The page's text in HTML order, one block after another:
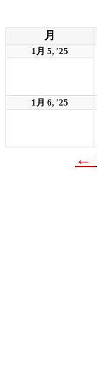
月
1月 5, '25
1月 6, '25
←